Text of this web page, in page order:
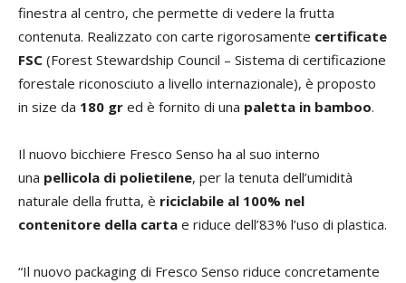
finestra al centro, che permette di vedere la frutta
contenuta. Realizzato con carte rigorosamente certificate
FSC (Forest Stewardship Council – Sistema di certificazione
forestale riconosciuto a livello internazionale), è proposto
in size da 180 gr ed è fornito di una paletta in bamboo.
Il nuovo bicchiere Fresco Senso ha al suo interno
una pellicola di polietilene, per la tenuta dell’umidità
naturale della frutta, è riciclabile al 100% nel
contenitore della carta e riduce dell’83% l’uso di plastica.
“Il nuovo packaging di Fresco Senso riduce concretamente